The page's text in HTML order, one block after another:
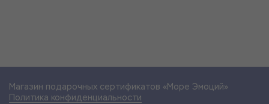
Магазин подарочных сертификатов «Море Эмоций»
Политика конфиденциальности